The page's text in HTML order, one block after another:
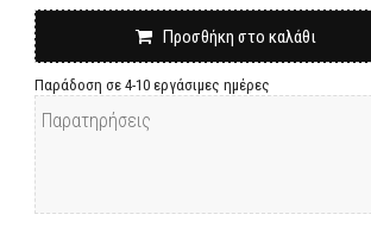
Προσθήκη στο καλάθι
Παράδοση σε 4-10 εργάσιμες ημέρες